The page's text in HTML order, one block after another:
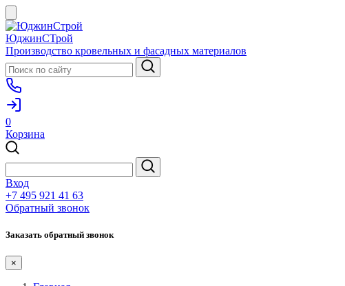
ЮджинСТрой
Производство кровельных и фасадных материалов
0
Корзина
Вход
+7 495 921 41 63
Обратный звонок
Заказать обратный звонок
×